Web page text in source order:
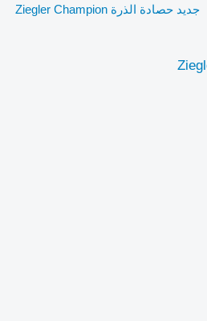
جديد حصادة الذرة Ziegler Champion